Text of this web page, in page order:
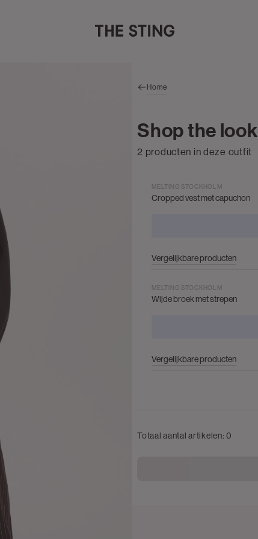
Home
Shop the look
2 producten in deze outfit
MELTING STOCKHOLM
Cropped vest met capuchon
Vergelijkbare producten
MELTING STOCKHOLM
Wijde broek met strepen
Vergelijkbare producten
Totaal aantal artikelen:0